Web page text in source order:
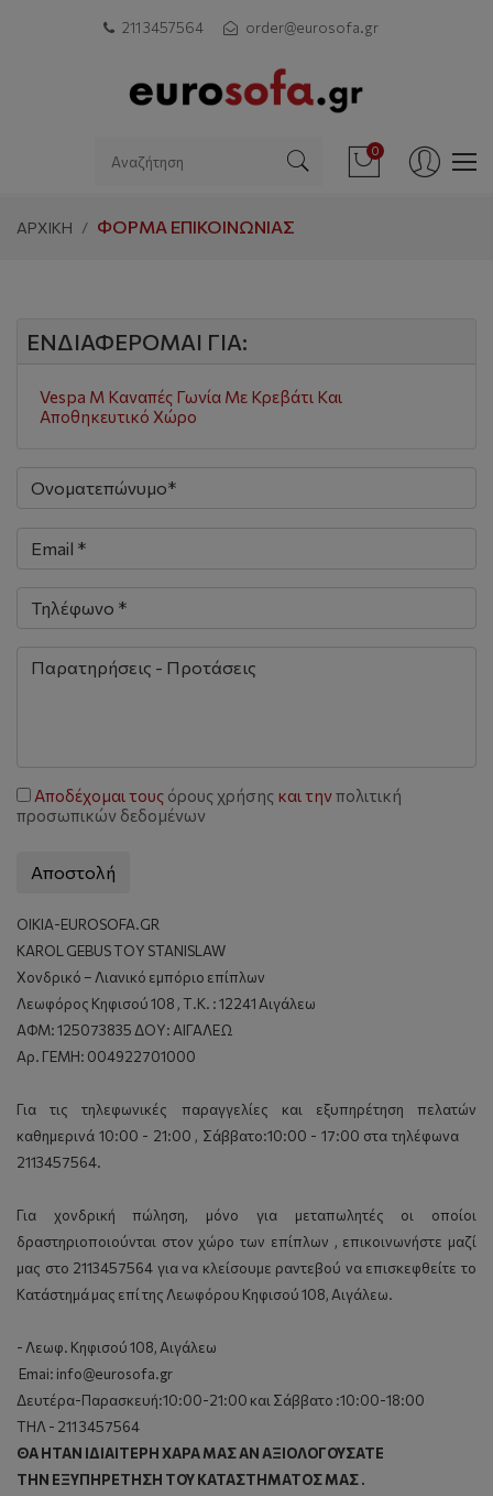
211 3457564 order@eurosofa.gr
0
ΑΡΧΙΚΗ ΦΌΡΜΑ ΕΠΙΚΟΙΝΩΝΊΑΣ
ΕΝΔΙΑΦΈΡΟΜΑΙ ΓΙΑ:
Vespa M Καναπές Γωνία Με Κρεβάτι Και
Αποθηκευτικό Χώρο
Αποδέχομαι τους όρους χρήσης και τηνπολιτική
προσωπικών δεδομένων
ΟΙΚΙΑ-EUROSOFA.GR
KAROL GEBUS ΤΟΥ STANISLAW
Χονδρικό – Λιανικό εμπόριο επίπλων
Λεωφόρος Κηφισού 108 , Τ.Κ. : 12241 Αιγάλεω
ΑΦΜ: 125073835 ΔΟΥ: ΑΙΓΑΛΕΩ
Αρ. ΓΕΜΗ: 004922701000
Για τις τηλεφωνικές παραγγελίες και εξυπηρέτηση πελατών
καθημερινά 10:00 - 21:00 , Σάββατο:10:00 - 17:00 στα τηλέφωνα
2113457564.
Για χονδρική πώληση, μόνο για μεταπωλητές οι οποίοι
δραστηριοποιούνται στον χώρο των επίπλων , επικοινωνήστε μαζί
μας στο 2113457564 για να κλείσουμε ραντεβού να επισκεφθείτε το
Κατάστημά μας επί της Λεωφόρου Κηφισού 108, Αιγάλεω.
- Λεωφ. Κηφισού 108, Αιγάλεω
Emai: info@eurosofa.gr
Δευτέρα-Παρασκευή:10:00-21:00 και Σάββατο :10:00-18:00
ΤΗΛ - 211 3457564
ΘA HTAN IΔIAITEPH XAPA MAΣ AN AΞIOΛOΓOYΣATE
THN EΞYΠHPETHΣH TOY KATAΣTHMATOΣ MAΣ .